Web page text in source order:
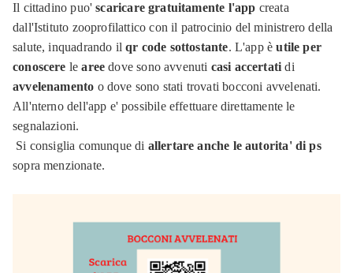
Il cittadino puo'scaricare gratuitamente l'app creata
dall'Istituto zooprofilattico con il patrocinio del ministrero della
salute, inquadrando ilqr code sottostante. L'app èutile per
conoscere leareedove sono avvenuti casi accertatidi
avvelenamento o dove sono stati trovati bocconi avvelenati.
All'nterno dell'app e' possibile effettuare direttamente le
segnalazioni.
Si consiglia comunque di allertare anche le autorita' di ps
sopra menzionate.